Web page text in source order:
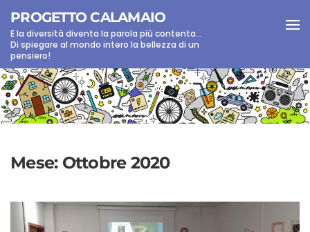
Skip to main content
PROGETTO CALAMAIO
E la diversità diventa la parola più contenta...
Di spiegare al mondo intero la bellezza di un
pensiero!
Mese: Ottobre 2020